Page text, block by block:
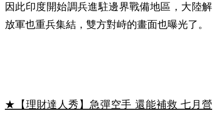
因此印度開始調兵進駐邊界戰備地區，大陸解
放軍也重兵集結，雙方對峙的畫面也曝光了。
★【理財達人秀】急彈空手 還能補救 七月營